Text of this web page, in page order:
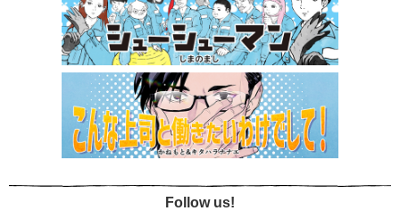
Follow us!